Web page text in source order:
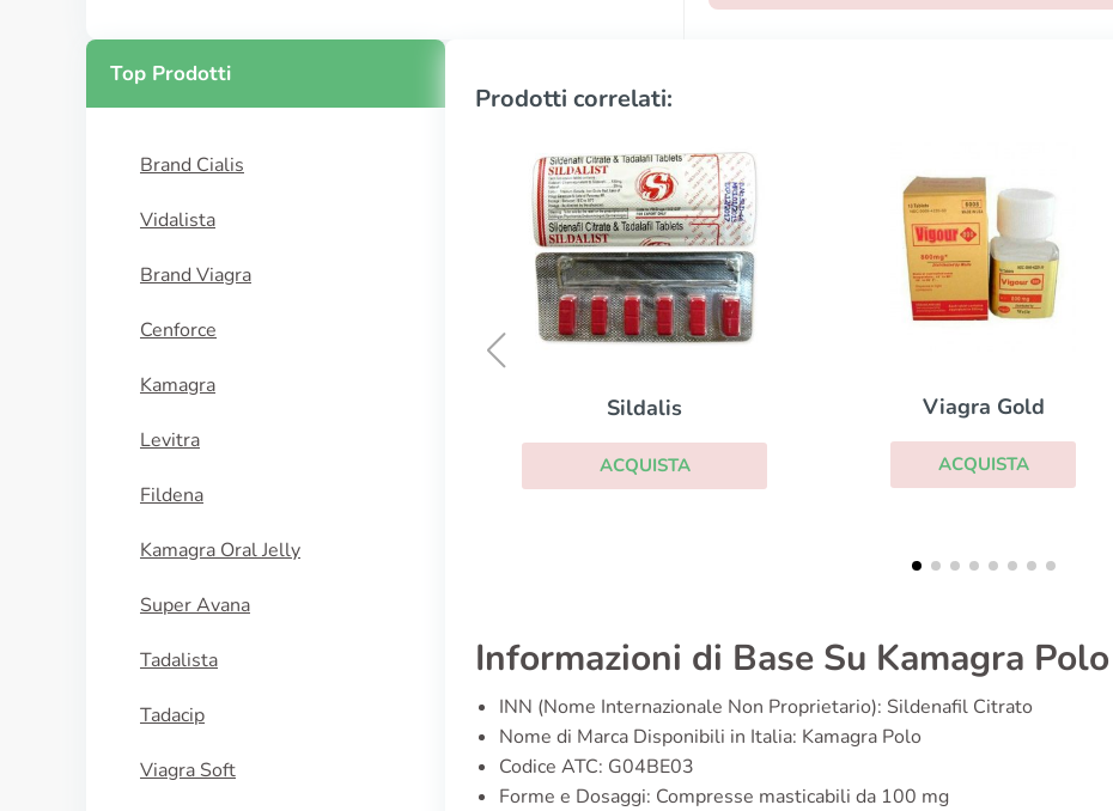
Top Prodotti
Brand Cialis
Vidalista
Brand Viagra
Cenforce
Kamagra
Levitra
Fildena
Kamagra Oral Jelly
Super Avana
Tadalista
Tadacip
Viagra Soft
Prodotti correlati:
Viagra Gold
ACQUISTA
Levitra With Dapoxetine
ACQUISTA
Informazioni di Base Su Kamagra Polo
INN (Nome Internazionale Non Proprietario): Sildenafil Citrato
Nome di Marca Disponibili in Italia: Kamagra Polo
Codice ATC: G04BE03
Forme e Dosaggi: Compresse masticabili da 100 mg